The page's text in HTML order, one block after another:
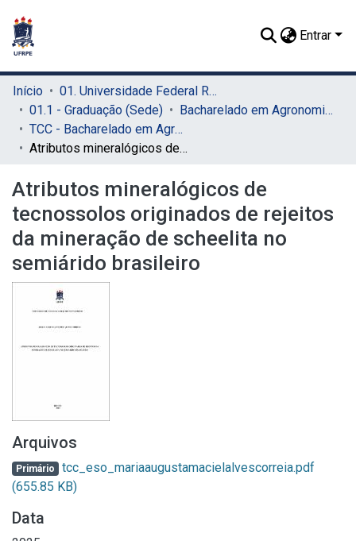
Entrar
Início
01. Universidade Federal Rural de Pernambuco - UFRPE (Sede)
01.1 - Graduação (Sede)
Bacharelado em Agronomia (Sede)
TCC - Bacharelado em Agronomia (Sede)
Atributos mineralógicos de tecnossolos originados de rejeitos da mineração de scheelita no semiárido brasileiro
Atributos mineralógicos de
tecnossolos originados de rejeitos
da mineração de scheelita no
semiárido brasileiro
Arquivos
Primário tcc_eso_mariaaugustamacielalvescorreia.pdf
(655.85 KB)
Data